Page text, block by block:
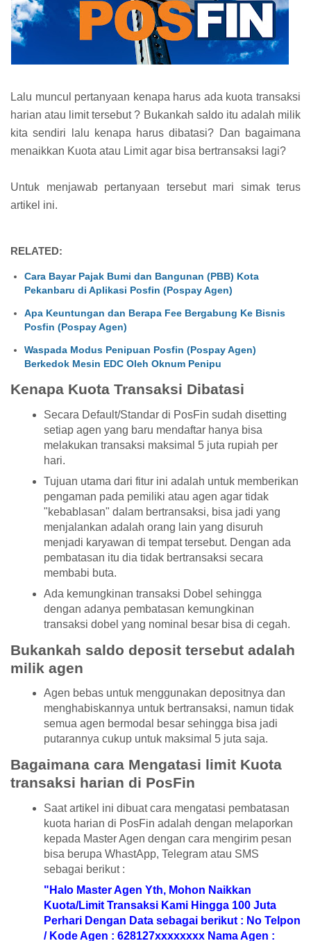
Lalu muncul pertanyaan kenapa harus ada kuota transaksi
harian atau limit tersebut ? Bukankah saldo itu adalah milik
kita sendiri lalu kenapa harus dibatasi? Dan bagaimana
menaikkan Kuota atau Limit agar bisa bertransaksi lagi?
Untuk menjawab pertanyaan tersebut mari simak terus
artikel ini.
RELATED:
Cara Bayar Pajak Bumi dan Bangunan (PBB) Kota
Pekanbaru di Aplikasi Posfin (Pospay Agen)
Apa Keuntungan dan Berapa Fee Bergabung Ke Bisnis
Posfin (Pospay Agen)
Waspada Modus Penipuan Posfin (Pospay Agen)
Berkedok Mesin EDC Oleh Oknum Penipu
Kenapa Kuota Transaksi Dibatasi
Secara Default/Standar di PosFin sudah disetting
setiap agen yang baru mendaftar hanya bisa
melakukan transaksi maksimal 5 juta rupiah per
hari.
Tujuan utama dari fitur ini adalah untuk memberikan
pengaman pada pemiliki atau agen agar tidak
"kebablasan" dalam bertransaksi, bisa jadi yang
menjalankan adalah orang lain yang disuruh
menjadi karyawan di tempat tersebut. Dengan ada
pembatasan itu dia tidak bertransaksi secara
membabi buta.
Ada kemungkinan transaksi Dobel sehingga
dengan adanya pembatasan kemungkinan
transaksi dobel yang nominal besar bisa di cegah.
Bukankah saldo deposit tersebut adalah
milik agen
Agen bebas untuk menggunakan depositnya dan
menghabiskannya untuk bertransaksi, namun tidak
semua agen bermodal besar sehingga bisa jadi
putarannya cukup untuk maksimal 5 juta saja.
Bagaimana cara Mengatasi limit Kuota
transaksi harian di PosFin
Saat artikel ini dibuat cara mengatasi pembatasan
kuota harian di PosFin adalah dengan melaporkan
kepada Master Agen dengan cara mengirim pesan
bisa berupa WhastApp, Telegram atau SMS
sebagai berikut :
"Halo Master Agen Yth, Mohon Naikkan
Kuota/Limit Transaksi Kami Hingga 100 Juta
Perhari Dengan Data sebagai berikut : No Telpon
/ Kode Agen : 628127xxxxxxxx Nama Agen :